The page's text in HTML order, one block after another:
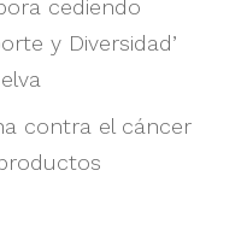
cediendo
y Diversidad’
contra el cáncer